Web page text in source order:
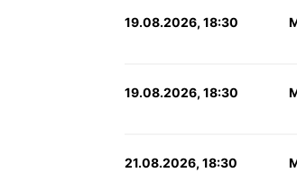
19.08.2026, 18:30
19.08.2026, 18:30
21.08.2026, 18:30